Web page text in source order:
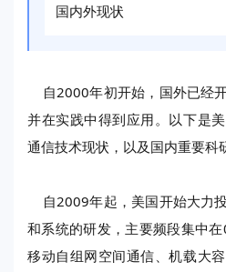
国内外现状
自2000年初开始，国外已经
并在实践中得到应用。以下是
通信技术现状，以及国内重要科
自2009年起，美国开始大力
和系统的研发，主要频段集中
移动自组网空间通信、机载大